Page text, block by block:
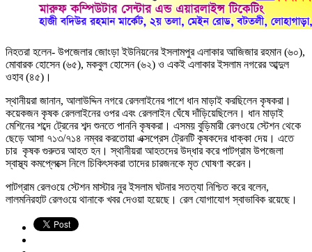
নিহতরা হলেন- উপজেলার জোংড়া ইউনিয়নের ইসলামপুর এলাকার আজিজার রহমান (৬০),
মোবারক হোসেন (৬৫), মকবুল হোসেন (৬২) ও একই এলাকার ইসলাম নগরের আব্দুল
ওহাব (৪৫)।
স্থানীয়রা জানান, আলাউদ্দিন নগরে রেললাইনের পাশে ধান মাড়াই করছিলেন কৃষকরা।
কয়েকজন কৃষক রেললাইনের ওপর এবং রেললাইন ঘেঁষে দাঁড়িয়েছিলেন। ধান মাড়াই
মেশিনের শব্দে ট্রেনের শব্দ শুনতে পাননি কৃষকরা। এসময় বুড়িমারী রেলওয়ে স্টেশন থেকে
ছেড়ে আসা ৭১৩/৭১৪ নম্বর করতোয়া এক্সপ্রেস ট্রেনটি কৃষকদের ধাক্কা দেয়। এতে
চার কৃষক গুরুতর আহত হন। স্থানীয়রা আহতদের উদ্ধার করে পাটগ্রাম উপজেলা
স্বাস্থ্য কমপ্লেক্সে নিলে চিকিৎসকরা তাদের চারজনকে মৃত ঘোষণা করেন।
পাটগ্রাম রেলওয়ে স্টেশন মাস্টার নুর ইসলাম ঘটনার সতত্যা নিশ্চিত করে বলেন,
লালমনিরহাট রেলওয়ে থানাকে খবর দেওয়া হয়েছে। রেল যোগাযোগ স্বাভাবিক রয়েছে।